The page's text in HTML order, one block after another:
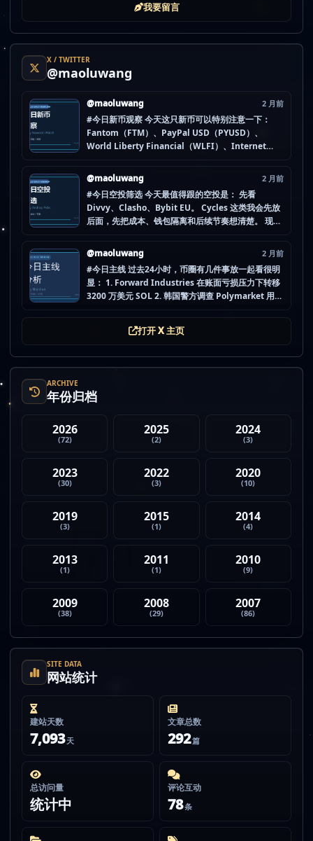
我要留言
X / TWITTER
@maoluwang
@maoluwang 2 月前
#今日新币观察 今天这只新币可以特别注意一下：
Fantom（FTM）、PayPal USD（PYUSD）、
World Liberty Financial（WLFI）、Internet
而是更像“热度是不是在回流”的样本。 这种时候最怕
把...
@maoluwang 2 月前
#今日空投筛选 今天最值得跟的空投是： 先看
Divvy、Clasho、Bybit EU。 Cycles 这类我会先放
后面，先把成本、钱包隔离和后续节奏想清楚。 现在
都没做扎实。 mao.lu/today-airdrop-selecti… #空
投项目 #...
@maoluwang 2 月前
#今日主线 过去24小时，币圈有几件事放一起看很明
显： 1. Forward Industries 在账面亏损压力下转移
3200 万美元 SOL 2. 韩国警方调查 Polymarket 用户
打开 X 主页
ARCHIVE
年份归档
2026
(72)
2025
(2)
2024
(3)
2023
(30)
2022
(3)
2020
(10)
2019
(3)
2015
(1)
2014
(4)
2013
(1)
2011
(1)
2010
(9)
2009
(38)
2008
(29)
2007
(86)
SITE DATA
网站统计
建站天数
7,093 天
文章总数
292篇
总访问量
统计中
评论互动
78条